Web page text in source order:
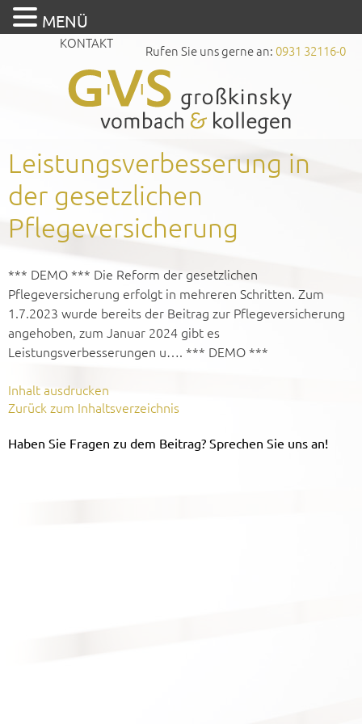
Rufen Sie uns gerne an: 0931 32116-0
KONTAKT
Leistungsverbesserung in
der gesetzlichen
Pflegeversicherung
*** DEMO *** Die Reform der gesetzlichen
Pflegeversicherung erfolgt in mehreren Schritten. Zum
1.7.2023 wurde bereits der Beitrag zur Pflegeversicherung
angehoben, zum Januar 2024 gibt es
Leistungsverbesserungen u…. *** DEMO ***
Inhalt ausdrucken
Zurück zum Inhaltsverzeichnis
Haben Sie Fragen zu dem Beitrag? Sprechen Sie uns an!
MENÜ